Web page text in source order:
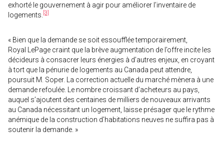
exhorté le gouvernement à agir pour améliorer l’inventaire de
logements. [3]
« Bien que la demande se soit essoufflée temporairement,
Royal LePage craint que la brève augmentation de l’offre incite les
décideurs à consacrer leurs énergies à d’autres enjeux, en croyant
à tort que la pénurie de logements au Canada peut attendre,
poursuit M. Soper. La correction actuelle du marché mènera à une
demande refoulée. Le nombre croissant d’acheteurs au pays,
auquel s’ajoutent des centaines de milliers de nouveaux arrivants
au Canada nécessitant un logement, laisse présager que le rythme
anémique de la construction d’habitations neuves ne suffira pas à
soutenir la demande. »